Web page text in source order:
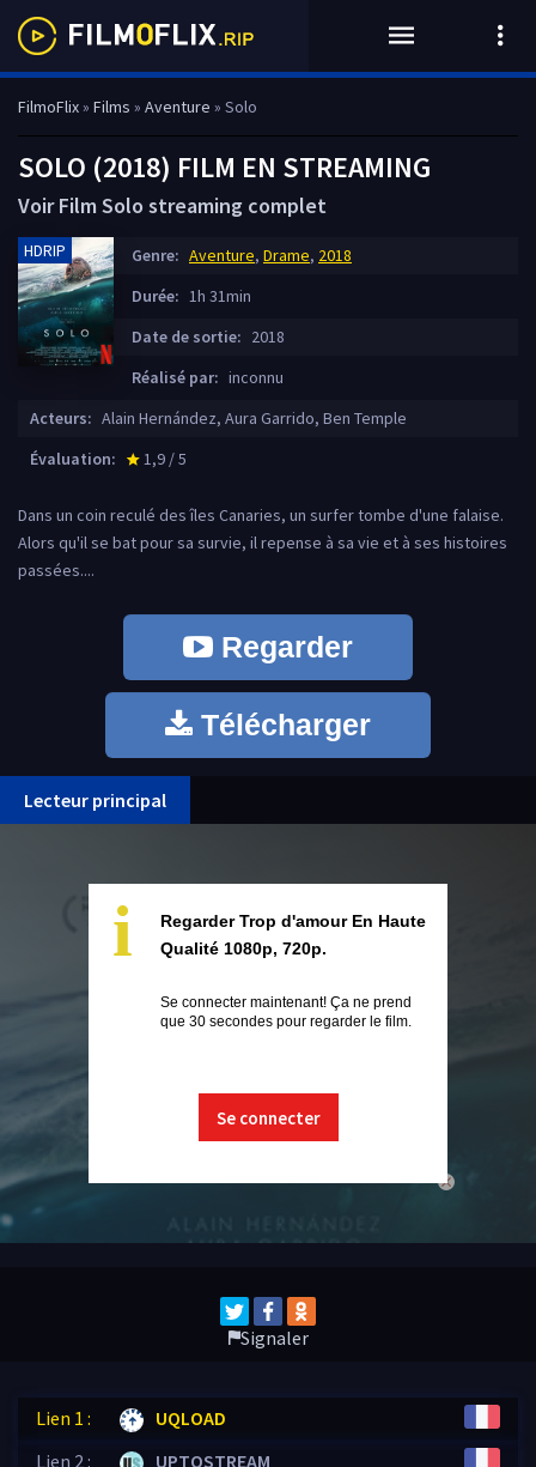
FilmoFlix» Films » Aventure » Solo
SOLO (2018) FILM EN STREAMING
Voir Film Solo streaming complet
HDRIP Genre: Aventure, Drame, 2018
Durée: 1h 31min
Date de sortie: 2018
Réalisé par: inconnu
Acteurs: Alain Hernández, Aura Garrido, Ben Temple
Évaluation:
star_rate
1,9 / 5
Dans un coin reculé des îles Canaries, un surfer tombe d'une falaise.
Alors qu'il se bat pour sa survie, il repense à sa vie et à ses histoires
passées....
Regarder
Télécharger
Lecteur principal
close
i
Regarder Trop d'amour En Haute
Qualité 1080p, 720p.
Se connecter maintenant! Ça ne prend
que 30 secondes pour regarder le film.
Se connecter
Signaler
Lien 1 :
UQLOAD
Lien 2 :
UPTOSTREAM